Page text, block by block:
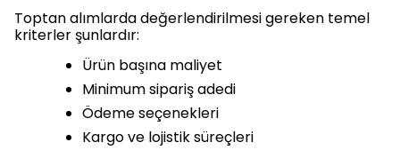
Toptan alımlarda değerlendirilmesi gereken temel
kriterler şunlardır:
Ürün başına maliyet
Minimum sipariş adedi
Ödeme seçenekleri
Kargo ve lojistik süreçleri